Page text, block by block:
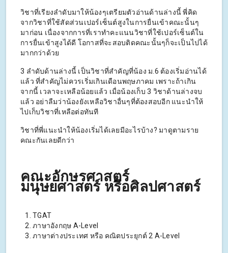
วิชาที่เรียงลำดับมาให้น้องๆเตรียมตัวอ่านด้านล่างนี้ พี่คิด
จากวิชาที่ใช้สัดส่วนเปอร์เซ็นต์สูงในการยื่นเข้าคณะนั้นๆ
มาก่อน เนื่องจากการที่เราทำคะแนนวิชาที่ใช้เปอร์เซ็นต์ใน
การยื่นเข้าสูงได้ดี โอกาสที่จะสอบติดคณะนั้นๆก็จะเป็นไปได้
มากกว่าด้วย
3 ลำดับด้านล่างนี้ เป็นวิชาที่สำคัญที่น้อง ม.6 ต้องเริ่มอ่านได้
แล้ว ที่สำคัญไม่ควรเริ่มเกินเดือนพฤษภาคม เพราะถ้าเกิน
จากนี้ เวลาจะเหลือน้อยแล้ว เมื่อน้องเก็บ 3 วิชาด้านล่างจบ
แล้ว อย่าลืมว่าน้องยังเหลือวิชาอื่นๆที่ต้องสอบอีก แนะนำให้
ไปเก็บวิชาที่เหลือต่อทันที
วิชาที่พี่แนะนำให้น้องเริ่มได้เลยมีอะไรบ้าง? มาดูตามราย
คณะกันเลยดีกว่า
คณะอักษรศาสตร์
มนุษยศาสตร์ หรือศิลปศาสตร์
TGAT
ภาษาอังกฤษ A-Level
ภาษาต่างประเทศ หรือ คณิตประยุกต์ 2 A-Level